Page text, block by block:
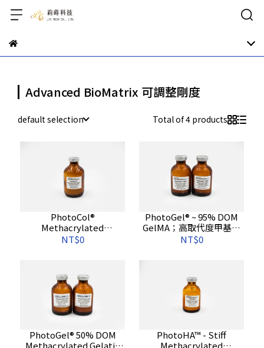
Advanced BioMatrix 可調整剛度
default selection Total of 4 products
PhotoCol®
Methacrylated
Collagen；甲基丙烯酸修
飾膠原蛋白
NT$0
PhotoGel® ~ 95% DOM
GelMA；高取代度甲基丙
烯酸修飾明膠
NT$0
PhotoGel® 50% DOM
PhotoHA™ - Stiff